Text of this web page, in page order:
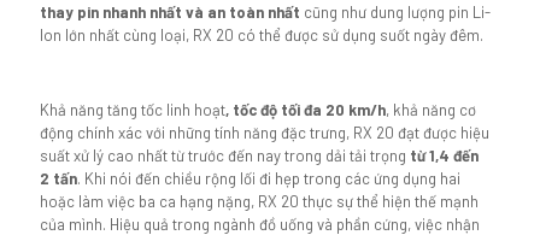
thay pin nhanh nhất và an toàn nhất cũng như dung lượng pin Li-
Ion lớn nhất cùng loại, RX 20 có thể được sử dụng suốt ngày đêm.
Khả năng tăng tốc linh hoạt, tốc độ tối đa 20 km/h, khả năng cơ
động chính xác với những tính năng đặc trưng, RX 20 đạt được hiệu
suất xử lý cao nhất từ ​​trước đến nay trong dải tải trọng từ 1,4 đến
2 tấn. Khi nói đến chiều rộng lối đi hẹp trong các ứng dụng hai
hoặc làm việc ba ca hạng nặng, RX 20 thực sự thể hiện thế mạnh
của mình. Hiệu quả trong ngành đồ uống và phần cứng, việc nhận